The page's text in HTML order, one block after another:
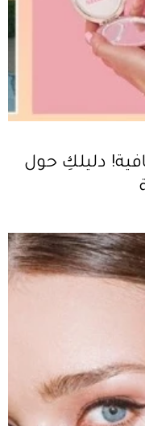
دليلكِ حول